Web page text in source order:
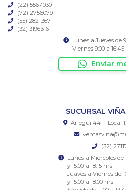
(22) 5567030
(72) 2756079
(55) 2821367
(32) 3196316
Lunes a Jueves de
Viernes 9:00 a
Enviar
SUCURSAL
Arlegui 441 - Local
(32)
Lunes a Miercoles de
y 15:00 a 18:15 hrs
Juaves a Viernes de
y 15:00 a 18:00 hrs